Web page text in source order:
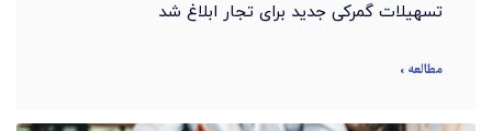
تسهیلات گمرکی جدید برای تجار ابلاغ شد
مطالعه »